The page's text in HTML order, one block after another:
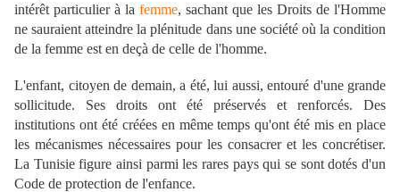
intérêt particulier à la femme, sachant que les Droits de l'Homme
ne sauraient atteindre la plénitude dans une société où la condition
de la femme est en deçà de celle de l'homme.
L'enfant, citoyen de demain, a été, lui aussi, entouré d'une grande
sollicitude. Ses droits ont été préservés et renforcés. Des
institutions ont été créées en même temps qu'ont été mis en place
les mécanismes nécessaires pour les consacrer et les concrétiser.
La Tunisie figure ainsi parmi les rares pays qui se sont dotés d'un
Code de protection de l'enfance.